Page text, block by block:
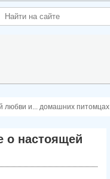
любви и... домашних питомцах
о настоящей